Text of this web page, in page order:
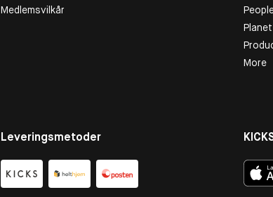
Medlemsvilkår
Planet
More
Leveringsmetoder